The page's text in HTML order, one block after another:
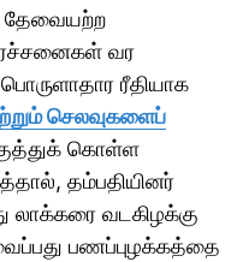
தேவையற்ற
வர
ரீதியாக
செலவுகளைப்
கொள்ள
தம்பதியினர்
வடகிழக்கு
பணப்புழக்கத்தை